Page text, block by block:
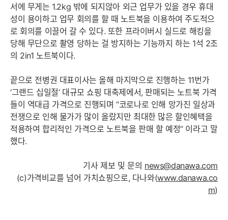
서에 무게는 1.2kg 밖에 되지않아 외근 업무가 있을 경우 휴대
성이 용이하고 업무 회의를 할 때 노트북을 이용하여 주도적으
로 회의를 이끌어 갈 수 있다. 또한 프라이버시 실드로 해킹을
당해 무단으로 촬영 당하는 걸 방지하는 기능까지 하는 1석 2조
의 2in1 노트북이다.
끝으로 전병권 대표이사는 올해 마지막으로 진행하는 11번가
‘그랜드 십일절’ 대규모 쇼핑 대축제에서, 판매되는 노트북 가격
들이 역대급 가격으로 진행되며 “코로나로 인해 망가진 일상과
전쟁으로 인해 물가가 많이 올랐지만 최대한 많은 할인혜택을
적용하여 합리적인 가격으로 노트북을 판매 할 예정” 이라고 말
했다.
기사 제보 및 문의 news@danawa.com
(c)가격비교를 넘어 가치쇼핑으로, 다나와(www.danawa.co
m)